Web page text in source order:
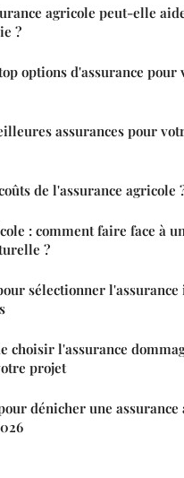
agricole peut-elle
?
options d'assurance pour
assurances pour
de l'assurance agricole
: comment faire face à
?
sélectionner l'assurance
choisir l'assurance
projet
dénicher une assurance